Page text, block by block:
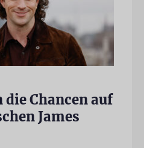
die Chancen auf
James